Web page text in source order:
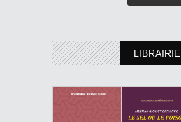
LIBRAIRIE